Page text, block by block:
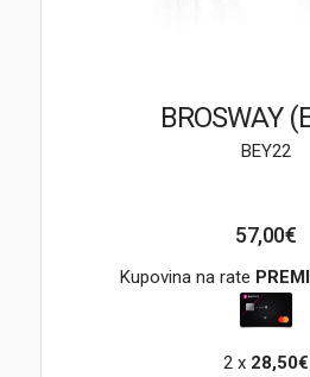
POKLON VAUČER
BROSWAY
BEY22
57,00€
Kupovina na rate
2 x 28,50€